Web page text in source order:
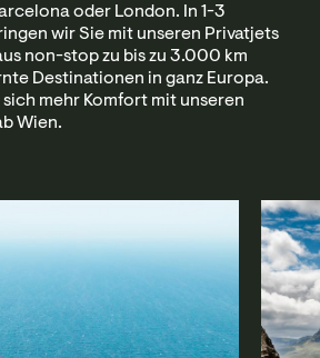
oder London. In 1-3
wir Sie mit unseren Privatjets
non-stop zu bis zu 3.000 km
Destinationen in ganz Europa.
sich mehr Komfort mit unseren
Wien.